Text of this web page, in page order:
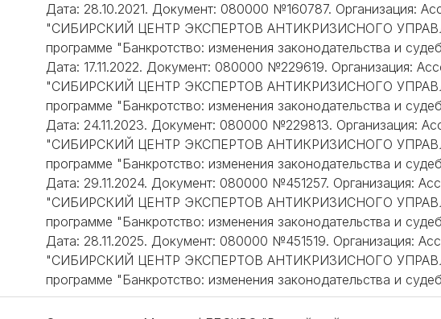
Дата: 28.10.2021. Документ: 080000 №160787. Организация:
"СИБИРСКИЙ ЦЕНТР ЭКСПЕРТОВ АНТИКРИЗИСНОГО
программе "Банкротство: изменения законодательства и
Дата: 17.11.2022. Документ: 080000 №229619. Организация:
"СИБИРСКИЙ ЦЕНТР ЭКСПЕРТОВ АНТИКРИЗИСНОГО
программе "Банкротство: изменения законодательства и
Дата: 24.11.2023. Документ: 080000 №229813. Организация:
"СИБИРСКИЙ ЦЕНТР ЭКСПЕРТОВ АНТИКРИЗИСНОГО
программе "Банкротство: изменения законодательства и
Дата: 29.11.2024. Документ: 080000 №451257. Организация:
"СИБИРСКИЙ ЦЕНТР ЭКСПЕРТОВ АНТИКРИЗИСНОГО
программе "Банкротство: изменения законодательства и
Дата: 28.11.2025. Документ: 080000 №451519. Организация:
"СИБИРСКИЙ ЦЕНТР ЭКСПЕРТОВ АНТИКРИЗИСНОГО
программе "Банкротство: изменения законодательства и